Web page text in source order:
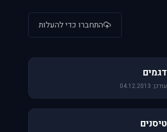
התחברו כדי להעלות
דגמים
עודכן: 04.12.2013
טיסנים